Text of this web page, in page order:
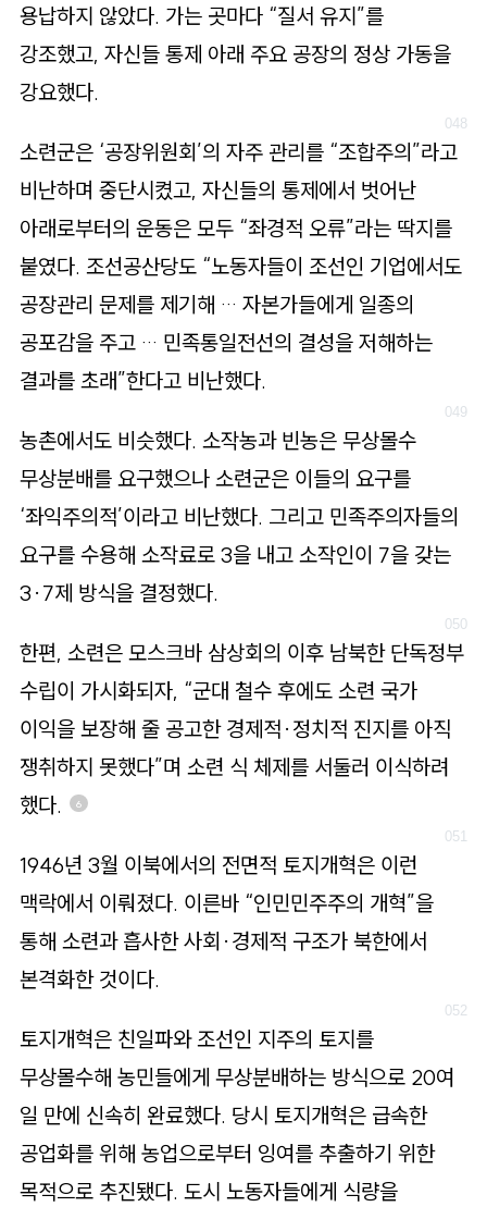
용납하지 않았다. 가는 곳마다 “질서 유지”를
강조했고, 자신들 통제 아래 주요 공장의 정상 가동을
강요했다.
소련군은 ‘공장위원회’의 자주 관리를 “조합주의”라고
비난하며 중단시켰고, 자신들의 통제에서 벗어난
아래로부터의 운동은 모두 “좌경적 오류”라는 딱지를
붙였다. 조선공산당도 “노동자들이 조선인 기업에서도
공장관리 문제를 제기해 … 자본가들에게 일종의
공포감을 주고 … 민족통일전선의 결성을 저해하는
결과를 초래”한다고 비난했다.
농촌에서도 비슷했다. 소작농과 빈농은 무상몰수
무상분배를 요구했으나 소련군은 이들의 요구를
‘좌익주의적’이라고 비난했다. 그리고 민족주의자들의
요구를 수용해 소작료로 3을 내고 소작인이 7을 갖는
3·7제 방식을 결정했다.
한편, 소련은 모스크바 삼상회의 이후 남북한 단독정부
수립이 가시화되자, “군대 철수 후에도 소련 국가
이익을 보장해 줄 공고한 경제적·정치적 진지를 아직
쟁취하지 못했다”며 소련 식 체제를 서둘러 이식하려
했다.
6
1946년 3월 이북에서의 전면적 토지개혁은 이런
맥락에서 이뤄졌다. 이른바 “인민민주주의 개혁”을
통해 소련과 흡사한 사회·경제적 구조가 북한에서
본격화한 것이다.
토지개혁은 친일파와 조선인 지주의 토지를
무상몰수해 농민들에게 무상분배하는 방식으로 20여
일 만에 신속히 완료했다. 당시 토지개혁은 급속한
공업화를 위해 농업으로부터 잉여를 추출하기 위한
목적으로 추진됐다. 도시 노동자들에게 식량을